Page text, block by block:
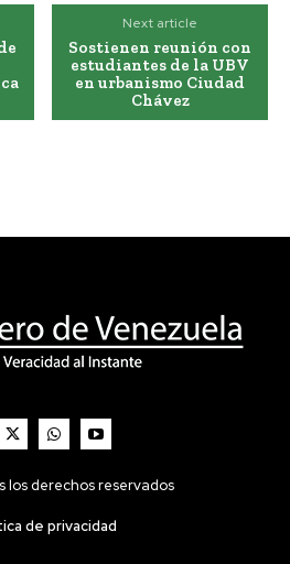
Next article
Sostienen reunión con
estudiantes de la UBV
en urbanismo Ciudad
Chávez
los derechos reservados
de privacidad